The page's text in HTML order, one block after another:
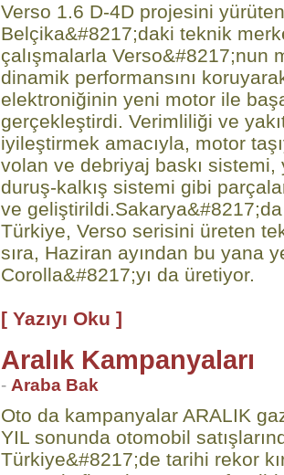
Verso 1.6 D-4D projesini
Belçika&#8217;daki teknik
çalışmalarla Verso&#8217;nun
dinamik performansını
elektroniğinin yeni motor ile
gerçekleştirdi. Verimliliği ve
iyileştirmek amacıyla, motor
volan ve debriyaj baskı
duruş-kalkış sistemi gibi
ve
Türkiye, Verso serisini üreten
sıra, Haziran ayından bu yana
Corolla&#8217;yı da üretiyor.
[ Yazıyı Oku ]
Aralık Kampanyaları
- Araba Bak
Oto da kampanyalar ARALIK
YIL sonunda otomobil
Türkiye&#8217;de tarihi rekor